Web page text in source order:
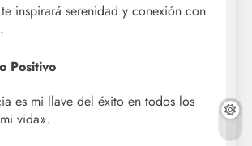
inspirará serenidad y conexión con
Positivo
es mi llave del éxito en todos los
vida».